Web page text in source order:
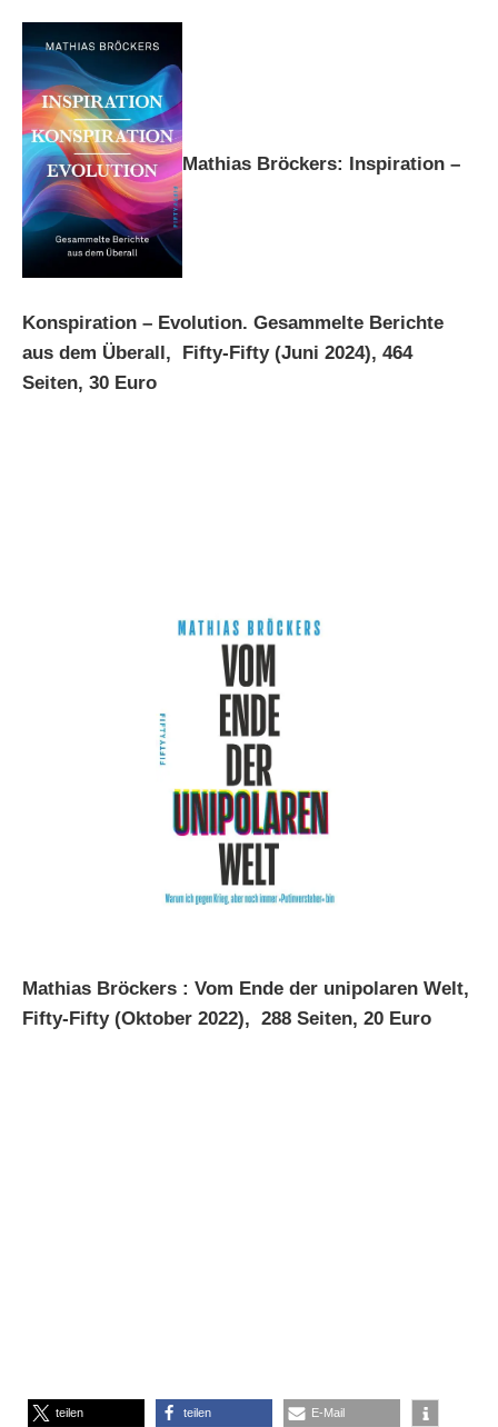
Mathias Bröckers: Inspiration –
Konspiration – Evolution. Gesammelte Berichte
aus dem Überall, Fifty-Fifty (Juni 2024), 464
Seiten, 30 Euro
Mathias Bröckers : Vom Ende der unipolaren Welt,
Fifty-Fifty (Oktober 2022), 288 Seiten, 20 Euro
teilen teilen E-Mail